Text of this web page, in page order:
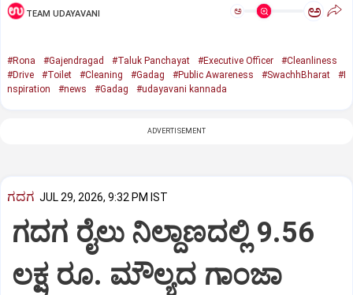
TEAM UDAYAVANI ಅ ಅ
#Rona #Gajendragad #Taluk Panchayat #Executive Officer
#Cleanliness
#Drive
#Toilet #Cleaning #Gadag #Public Awareness #SwachhBharat
#I
nspiration
#news #Gadag #udayavani kannada
ADVERTISEMENT
ಗದಗ JUL 29, 2026, 9:32 PM IST
ಗದಗ ರೈಲು ನಿಲ್ದಾಣದಲ್ಲಿ 9.56
ಲಕ್ಷ ರೂ. ಮೌಲ್ಯದ ಗಾಂಜಾ